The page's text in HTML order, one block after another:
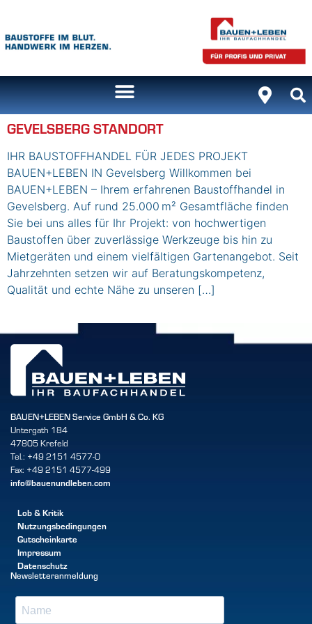
GEVELSBERG STANDORT
IHR BAUSTOFFHANDEL FÜR JEDES PROJEKT
BAUEN+LEBEN IN Gevelsberg Willkommen bei
BAUEN+LEBEN – Ihrem erfahrenen Baustoffhandel in
Gevelsberg. Auf rund 25.000 m² Gesamtfläche finden
Sie bei uns alles für Ihr Projekt: von hochwertigen
Baustoffen über zuverlässige Werkzeuge bis hin zu
Mietgeräten und einem vielfältigen Gartenangebot. Seit
Jahrzehnten setzen wir auf Beratungskompetenz,
Qualität und echte Nähe zu unseren […]
BAUEN+LEBEN Service GmbH & Co. KG
Untergath 184
47805 Krefeld
Tel.: +49 2151 4577-0
Fax: +49 2151 4577-499
info@bauenundleben.com
Lob & Kritik
Nutzungsbedingungen
Gutscheinkarte
Impressum
Datenschutz
Newsletteranmeldung